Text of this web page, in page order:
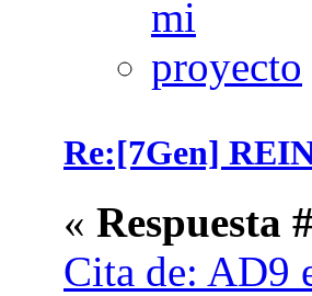
Re:[7Gen]
« Respuesta
Cita de: AD9